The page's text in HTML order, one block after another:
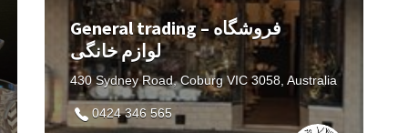
General trading – فروشگاه
لوازم خانگی
430 Sydney Road, Coburg VIC 3058, Australia
0424 346 565